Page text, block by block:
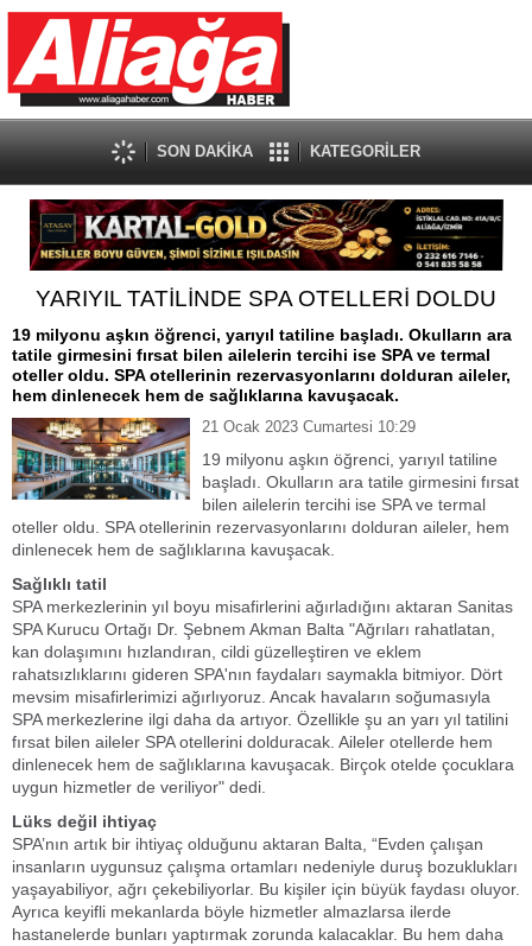
SON DAKİKA KATEGORİLER
YARIYIL TATİLİNDE SPA OTELLERİ DOLDU
19 milyonu aşkın öğrenci, yarıyıl tatiline başladı. Okulların ara
tatile girmesini fırsat bilen ailelerin tercihi ise SPA ve termal
oteller oldu. SPA otellerinin rezervasyonlarını dolduran aileler,
hem dinlenecek hem de sağlıklarına kavuşacak.
21 Ocak 2023 Cumartesi 10:29
19 milyonu aşkın öğrenci, yarıyıl tatiline
başladı. Okulların ara tatile girmesini fırsat
bilen ailelerin tercihi ise SPA ve termal
oteller oldu. SPA otellerinin rezervasyonlarını dolduran aileler, hem
dinlenecek hem de sağlıklarına kavuşacak.
Sağlıklı tatil
SPA merkezlerinin yıl boyu misafirlerini ağırladığını aktaran Sanitas
SPA Kurucu Ortağı Dr. Şebnem Akman Balta "Ağrıları rahatlatan,
kan dolaşımını hızlandıran, cildi güzelleştiren ve eklem
rahatsızlıklarını gideren SPA'nın faydaları saymakla bitmiyor. Dört
mevsim misafirlerimizi ağırlıyoruz. Ancak havaların soğumasıyla
SPA merkezlerine ilgi daha da artıyor. Özellikle şu an yarı yıl tatilini
fırsat bilen aileler SPA otellerini dolduracak. Aileler otellerde hem
dinlenecek hem de sağlıklarına kavuşacak. Birçok otelde çocuklara
uygun hizmetler de veriliyor" dedi.
Lüks değil ihtiyaç
SPA’nın artık bir ihtiyaç olduğunu aktaran Balta, “Evden çalışan
insanların uygunsuz çalışma ortamları nedeniyle duruş bozuklukları
yaşayabiliyor, ağrı çekebiliyorlar. Bu kişiler için büyük faydası oluyor.
Ayrıca keyifli mekanlarda böyle hizmetler almazlarsa ilerde
hastanelerde bunları yaptırmak zorunda kalacaklar. Bu hem daha